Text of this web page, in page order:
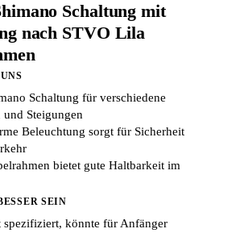
Schaltung mit
nach STVO Lila
Schaltung für verschiedene
und Steigungen
Beleuchtung sorgt für Sicherheit
bietet gute Haltbarkeit im
SEIN
spezifiziert, könnte für Anfänger